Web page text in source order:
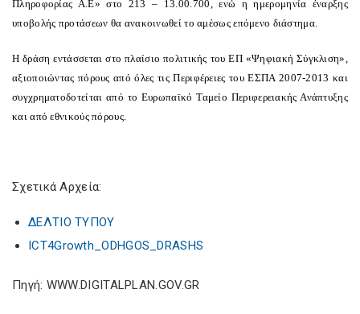
Πληροφορίας Α.Ε» στο 213 – 13.00.700, ενώ η ημερομηνία έναρξης
υποβολής προτάσεων θα ανακοινωθεί το αμέσως επόμενο διάστημα.
Η δράση εντάσσεται στο πλαίσιο πολιτικής του ΕΠ «Ψηφιακή Σύγκλιση»,
αξιοποιώντας πόρους από όλες τις Περιφέρειες του ΕΣΠΑ 2007-2013 και
συγχρηματοδοτείται από το Ευρωπαϊκό Ταμείο Περιφερειακής Ανάπτυξης
και από εθνικούς πόρους.
Σχετικά Αρχεία:
ΔΕΛΤΙΟ ΤΥΠΟΥ
ICT4Growth_ODHGOS_DRASHS
Πηγή: WWW.DIGITALPLAN.GOV.GR